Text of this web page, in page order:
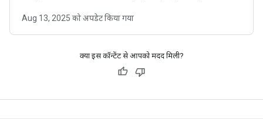
Aug 13, 2025 को अपडेट किया गया
क्या इस कॉन्टेंट से आपको मदद मिली?